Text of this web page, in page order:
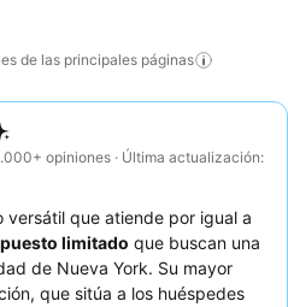
de las principales páginas
opiniones · Última actualización:
versátil que atiende por igual a
limitado que buscan una
de Nueva York. Su mayor
que sitúa a los huéspedes